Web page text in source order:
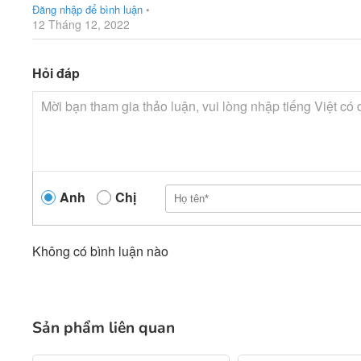
Đăng nhập để bình luận •
12 Tháng 12, 2022
Hỏi đáp
Anh Chị
Không có bình luận nào
Sản phẩm liên quan